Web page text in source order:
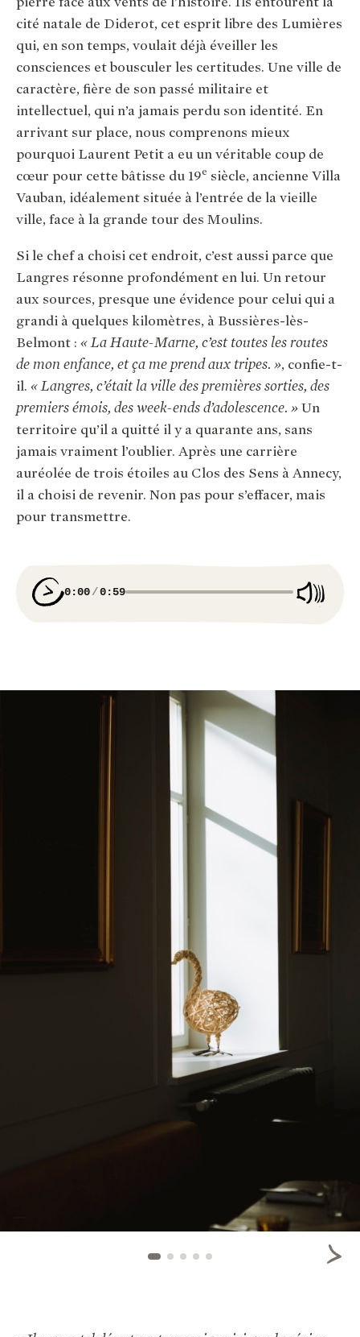
cité natale de Diderot, cet esprit libre des Lumières
qui, en son temps, voulait déjà éveiller les
consciences et bousculer les certitudes. Une ville de
caractère, fière de son passé militaire et
intellectuel, qui n’a jamais perdu son identité. En
arrivant sur place, nous comprenons mieux
pourquoi Laurent Petit a eu un véritable coup de
cœur pour cette bâtisse du 19e siècle, ancienne Villa
Vauban, idéalement située à l’entrée de la vieille
ville, face à la grande tour des Moulins.
Si le chef a choisi cet endroit, c’est aussi parce que
Langres résonne profondément en lui. Un retour
aux sources, presque une évidence pour celui qui a
grandi à quelques kilomètres, à Bussières-lès-
Belmont : « La Haute-Marne, c’est toutes les routes
de mon enfance, et ça me prend aux tripes. », confie-t-
il. « Langres, c’était la ville des premières sorties, des
premiers émois, des week-ends d’adolescence. »Un
territoire qu’il a quitté il y a quarante ans, sans
jamais vraiment l’oublier. Après une carrière
auréolée de trois étoiles au Clos des Sens à Annecy,
il a choisi de revenir. Non pas pour s’effacer, mais
pour transmettre.
0:00 0:59